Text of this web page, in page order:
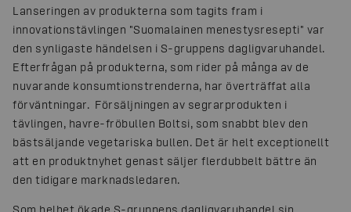
Lanseringen av produkterna som tagits fram i
innovationstävlingen "Suomalainen menestysresepti" var
den synligaste händelsen i S-gruppens dagligvaruhandel.
Efterfrågan på produkterna, som rider på många av de
nuvarande konsumtionstrenderna, har överträffat alla
förväntningar. Försäljningen av segrarprodukten i
tävlingen, havre-fröbullen Boltsi, som snabbt blev den
bästsäljande vegetariska bullen. Det är helt exceptionellt
att en produktnyhet genast säljer flerdubbelt bättre än
den tidigare marknadsledaren.
Som helhet ökade S-gruppens dagligvaruhandel sin